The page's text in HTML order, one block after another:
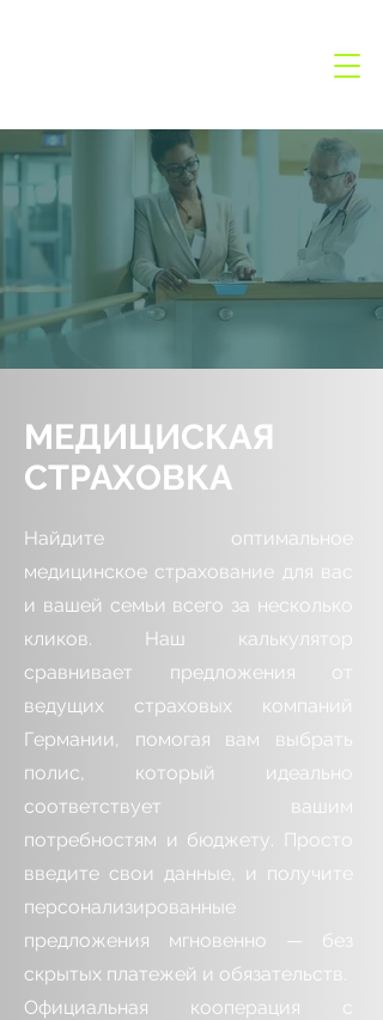
МЕДИЦИСКАЯ
СТРАХОВКА
Найдите оптимальное
медицинское страхование для вас
и вашей семьи всего за несколько
кликов. Наш калькулятор
сравнивает предложения от
ведущих страховых компаний
Германии, помогая вам выбрать
полис, который идеально
соответствует вашим
потребностям и бюджету. Просто
введите свои данные, и получите
персонализированные
предложения мгновенно — без
скрытых платежей и обязательств.
Официальная кооперация с